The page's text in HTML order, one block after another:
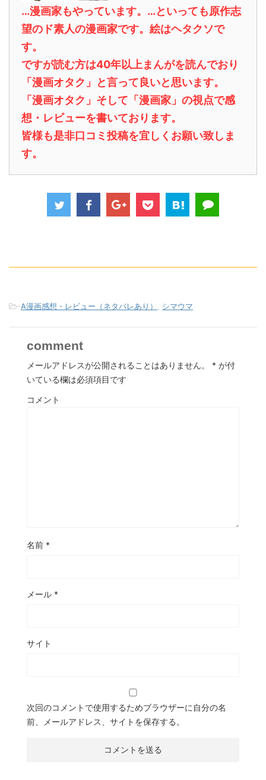
…漫画家もやっています。…といっても原作志
望のド素人の漫画家です。絵はヘタクソで
す。
ですが読む方は40年以上まんがを読んでおり
「漫画オタク」と言って良いと思います。
「漫画オタク」そして「漫画家」の視点で感
想・レビューを書いております。
皆様も是非口コミ投稿を宜しくお願い致しま
す。
-A漫画感想・レビュー（ネタバレあり） シマウマ
comment
メールアドレスが公開されることはありません。 * が付
いている欄は必須項目です
コメント
名前 *
メール *
サイト
次回のコメントで使用するためブラウザーに自分の名
前、メールアドレス、サイトを保存する。